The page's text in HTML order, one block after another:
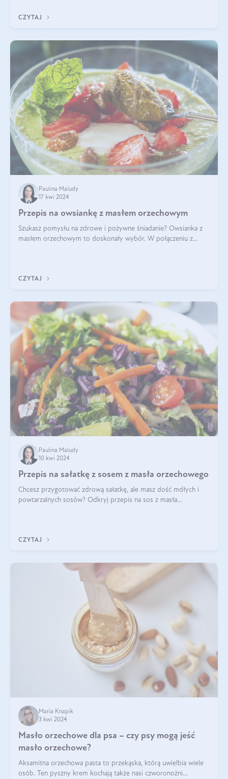
CZYTAJ
Paulina Maludy
17 kwi 2024
Przepis na owsiankę z masłem orzechowym
Szukasz pomysłu na zdrowe i pożywne śniadanie? Owsianka z
masłem orzechowym to doskonały wybór. W połączeniu z
CZYTAJ
Paulina Maludy
10 kwi 2024
Przepis na sałatkę z sosem z masła orzechowego
Chcesz przygotować zdrową sałatkę, ale masz dość mdłych i
powtarzalnych sosów? Odkryj przepis na sos z masła
CZYTAJ
Maria Knapik
3 kwi 2024
Masło orzechowe dla psa – czy psy mogą jeść
masło orzechowe?
Aksamitna orzechowa pasta to przekąska, którą uwielbia wiele
osób. Ten pyszny krem kochają także nasi czworonożni